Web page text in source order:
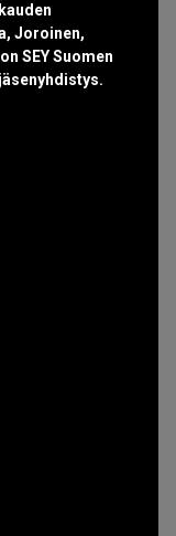
Joroinen,
SEY Suomen